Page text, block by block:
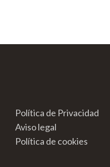
Política de Privacidad
Aviso legal
Política de cookies